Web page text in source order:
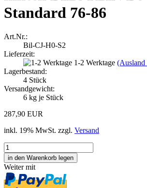
Standard 76-86
Art.Nr.:
Bil-CJ-H0-S2
Lieferzeit:
1-2 Werktage (Ausland
Lagerbestand:
4 Stück
Versandgewicht:
6 kg je Stück
287,90 EUR
inkl. 19% MwSt. zzgl. Versand
Weiter mit